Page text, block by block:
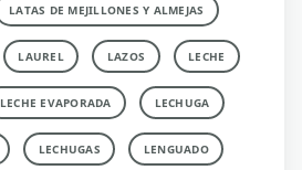
LATAS DE MEJILLONES Y ALMEJAS
LAUREL LAZOS LECHE
LECHE EVAPORADA LECHUGA
LECHUGAS LENGUADO